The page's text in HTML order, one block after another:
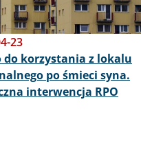
23
do korzystania z lokalu
po śmieci syna.
interwencja RPO